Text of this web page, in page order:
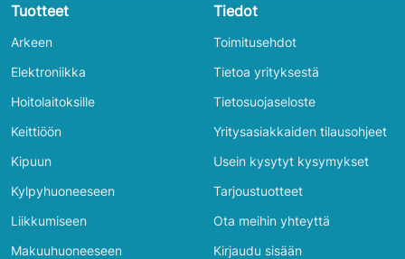
Tuotteet
Arkeen
Elektroniikka
Hoitolaitoksille
Keittiöön
Kipuun
Kylpyhuoneeseen
Liikkumiseen
Makuuhuoneeseen
Tiedot
Toimitusehdot
Tietoa yrityksestä
Tietosuojaseloste
Yritysasiakkaiden tilausohjeet
Usein kysytyt kysymykset
Tarjoustuotteet
Ota meihin yhteyttä
Kirjaudu sisään